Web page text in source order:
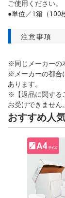
ご使用ください。
●単位／1箱（100
注意事項
※同じメーカーの
※メーカーの都合
あります。
※【返品に関する
お受けできません。
おすすめ人